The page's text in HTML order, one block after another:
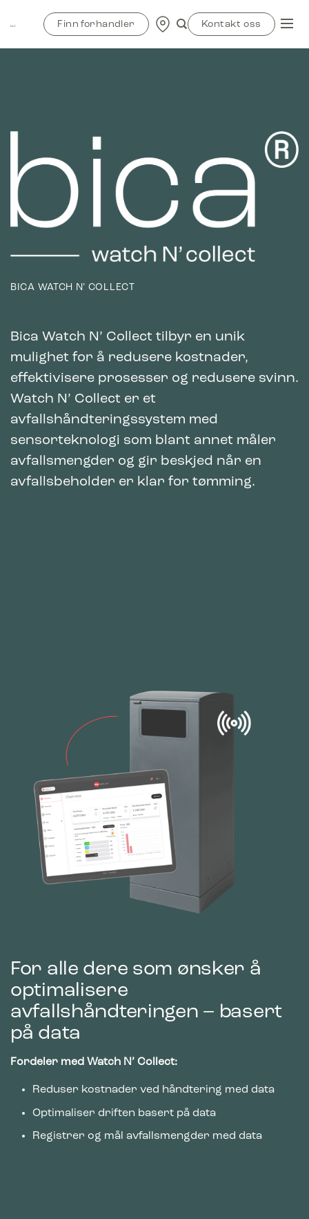
Finn forhandler Kontakt oss
BICA WATCH N’ COLLECT
Bica Watch N’ Collect tilbyr en unik
mulighet for å redusere kostnader,
effektivisere prosesser og redusere svinn.
Watch N’ Collect er et
avfallshåndteringssystem med
sensorteknologi som blant annet måler
avfallsmengder og gir beskjed når en
avfallsbeholder er klar for tømming.
For alle dere som ønsker å
optimalisere
avfallshåndteringen – basert
på data
Fordeler med Watch N’ Collect:
Reduser kostnader ved håndtering med data
Optimaliser driften basert på data
Registrer og mål avfallsmengder med data